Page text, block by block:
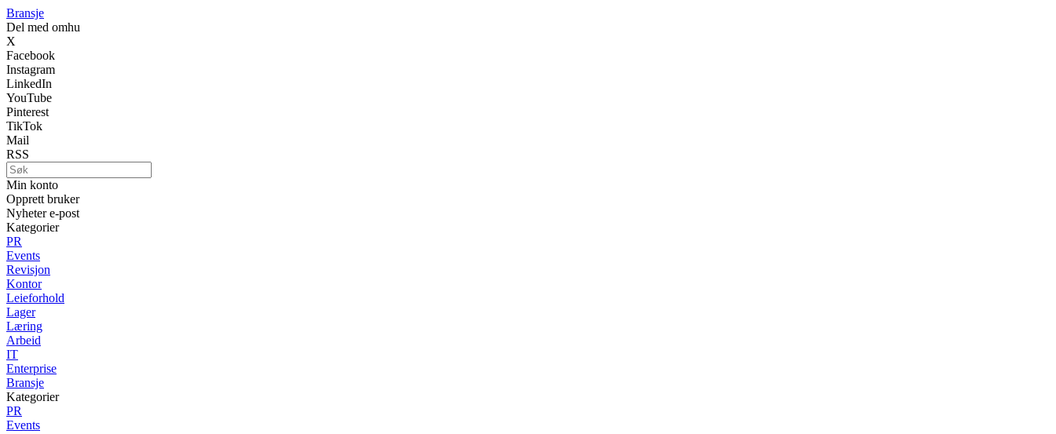
Bransje
Del med omhu
X
Facebook
Instagram
LinkedIn
YouTube
Pinterest
TikTok
Mail
RSS
Min konto
Opprett bruker
Nyheter e-post
Kategorier
PR
Events
Revisjon
Kontor
Leieforhold
Lager
Læring
Arbeid
IT
Enterprise
Bransje
Kategorier
PR
Events